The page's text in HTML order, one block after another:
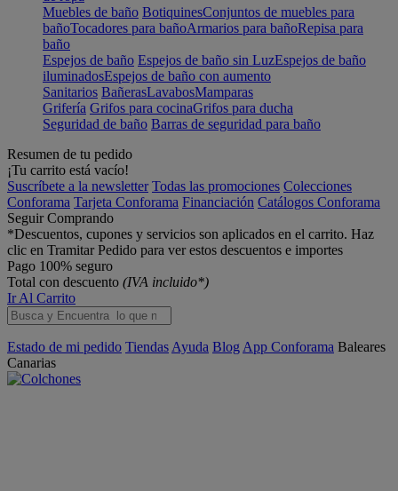
Muebles de baño BotiquinesConjuntos de muebles para
bañoTocadores para bañoArmarios para bañoRepisa para
baño
Espejos de baño Espejos de baño sin LuzEspejos de baño
iluminadosEspejos de baño con aumento
Sanitarios BañerasLavabosMamparas
Grifería Grifos para cocinaGrifos para ducha
Seguridad de baño Barras de seguridad para baño
Resumen de tu pedido
¡Tu carrito está vacío!
Suscríbete a la newsletter Todas las promociones Colecciones
Conforama Tarjeta Conforama Financiación Catálogos Conforama
Seguir Comprando
*Descuentos, cupones y servicios son aplicados en el carrito. Haz
clic en Tramitar Pedido para ver estos descuentos e importes
Pago 100% seguro
Total con descuento (IVA incluido*)
Ir Al Carrito
Estado de mi pedido Tiendas Ayuda Blog App Conforama Baleares
Canarias